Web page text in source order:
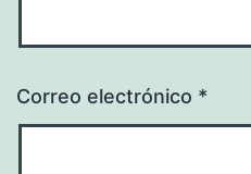
Correo electrónico *